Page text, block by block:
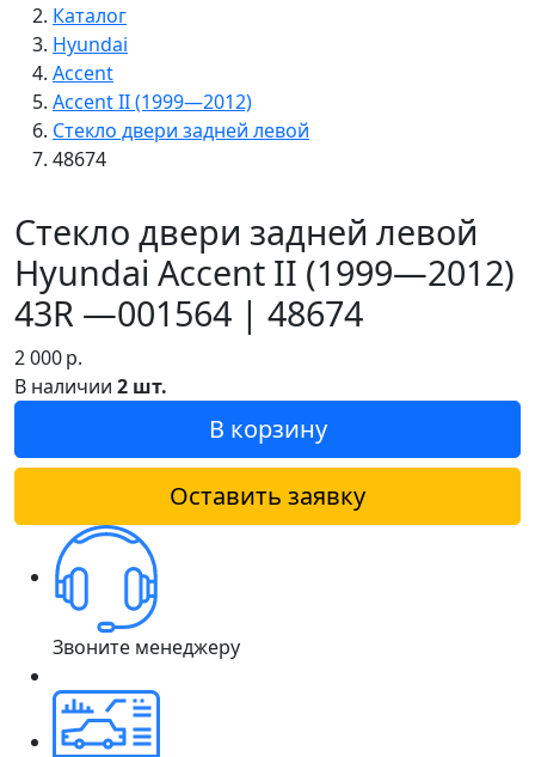
Каталог
Hyundai
Accent
Accent II (1999—2012)
Стекло двери задней левой
48674
Стекло двери задней левой
Hyundai Accent II (1999—2012)
43R —001564 | 48674
2 000р.
В наличии 2 шт.
В корзину
Оставить заявку
Звоните менеджеру